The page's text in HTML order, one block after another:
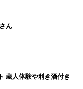
ん
蔵人体験や利き酒付き